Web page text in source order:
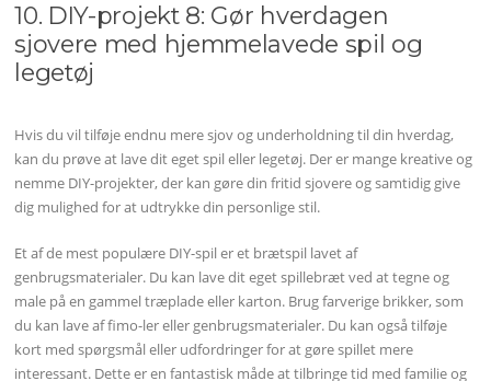
10. DIY-projekt 8: Gør hverdagen
sjovere med hjemmelavede spil og
legetøj
Hvis du vil tilføje endnu mere sjov og underholdning til din hverdag,
kan du prøve at lave dit eget spil eller legetøj. Der er mange kreative og
nemme DIY-projekter, der kan gøre din fritid sjovere og samtidig give
dig mulighed for at udtrykke din personlige stil.
Et af de mest populære DIY-spil er et brætspil lavet af
genbrugsmaterialer. Du kan lave dit eget spillebræt ved at tegne og
male på en gammel træplade eller karton. Brug farverige brikker, som
du kan lave af fimo-ler eller genbrugsmaterialer. Du kan også tilføje
kort med spørgsmål eller udfordringer for at gøre spillet mere
interessant. Dette er en fantastisk måde at tilbringe tid med familie og